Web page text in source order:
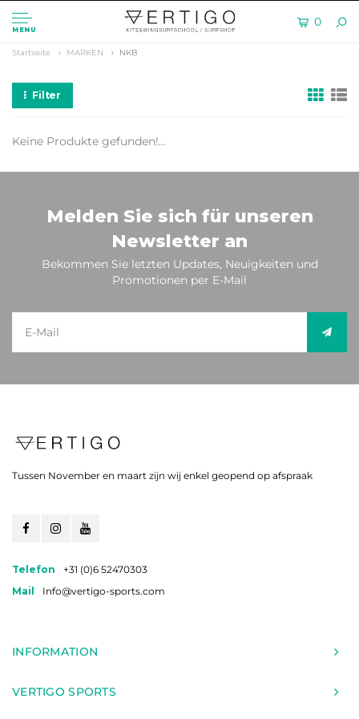
MENU
0
Startseite MARKEN NKB
Filter
Keine Produkte gefunden!...
Melden Sie sich für unseren
Newsletter an
Bekommen Sie letzten Updates, Neuigkeiten und
Promotionen per E-Mail
Tussen November en maart zijn wij enkel geopend op afspraak
Telefon
+31 (0)6 52470303
Mail
Info@vertigo-sports.com
INFORMATION
VERTIGO SPORTS